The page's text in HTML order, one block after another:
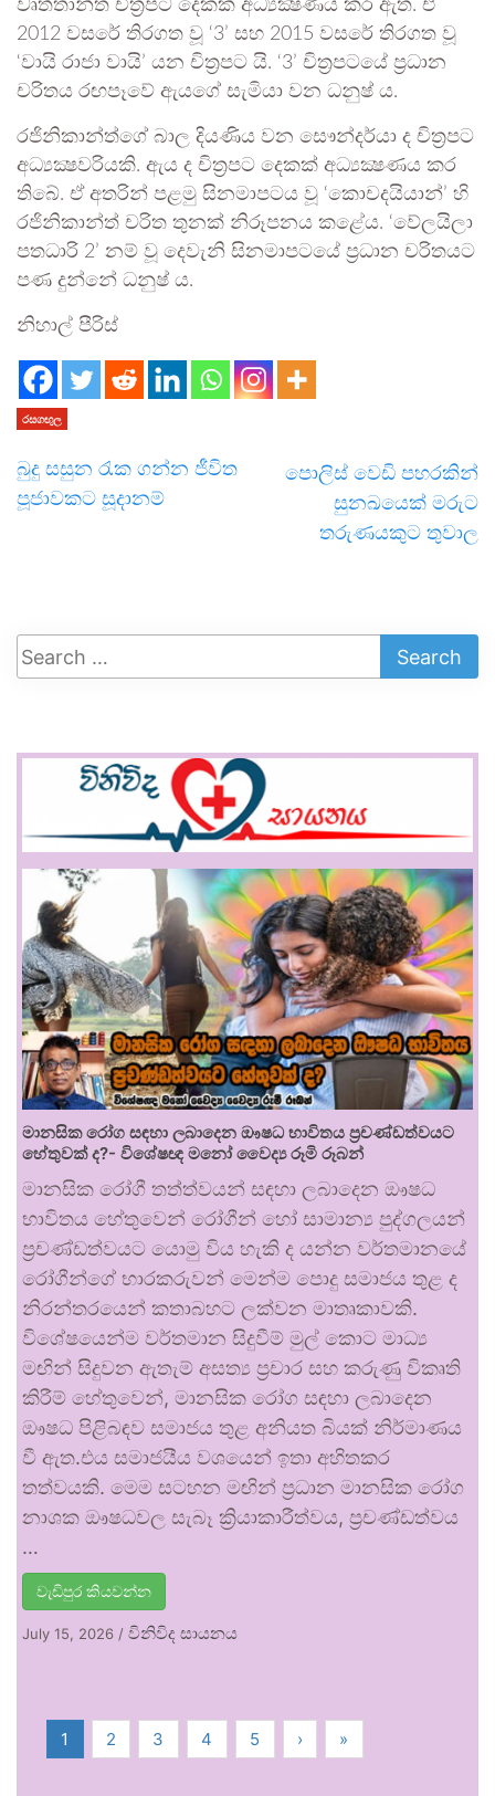
වෘත්තාන්ත චිත්‍රපට දෙකක් අධ්‍යක්‍ෂණය කර ඇත. ඒ
2012 වසරේ තිරගත වූ ‘3’ සහ 2015 වසරේ තිරගත වූ
‘වායි රාජා වායි’ යන චිත්‍රපට යි. ‘3’ චිත්‍රපටයේ ප්‍රධාන
චරිතය රඟපෑවේ ඇයගේ සැමියා වන ධනුෂ් ය.
රජිනිකාන්ත්ගේ බාල දියණිය වන සෞන්දර්යා ද චිත්‍රපට
අධ්‍යක්‍ෂවරියකි. ඇය ද චිත්‍රපට දෙකක් අධ්‍යක්‍ෂණය කර
තිබේ. ඒ අතරින් පළමු සිනමාපටය වූ ‘කොචදයියාන්’ හි
රජිනිකාන්ත් චරිත තුනක් නිරූපනය කළේය. ‘වේලයිලා
පතධාරි 2’ නම් වූ දෙවැනි සිනමාපටයේ ප්‍රධාන චරිතයට
පණ දුන්නේ ධනුෂ් ය.
නිහාල් පීරිස්
රසගඟුල
බුදු සසුන රැක ගන්න ජීවිත
පූජාවකට සූදානම්
පොලිස් වෙඩි පහරකින්
සුනඛයෙක් මරුට
තරුණයකුට තුවාල
මානසික රෝග සඳහා ලබාදෙන ඖෂධ භාවිතය ප්‍රචණ්ඩත්වයට
හේතුවක් ද?- විශේෂඥ මනෝ වෛද්‍ය රූමි රූබන්
මානසික රෝගී තත්ත්වයන් සඳහා ලබාදෙන ඖෂධ
භාවිතය හේතුවෙන් රෝගීන් හෝ සාමාන්‍ය පුද්ගලයන්
ප්‍රචණ්ඩත්වයට යොමු විය හැකි ද යන්න වර්තමානයේ
රෝගීන්ගේ භාරකරුවන් මෙන්ම පොදු සමාජය තුළ ද
නිරන්තරයෙන් කතාබහට ලක්වන මාතෘකාවකි.
විශේෂයෙන්ම වර්තමාන සිදුවීම් මුල් කොට මාධ්‍ය
මඟින් සිදුවන ඇතැම් අසත්‍ය ප්‍රචාර සහ කරුණු විකෘති
කිරීම් හේතුවෙන්, මානසික රෝග සඳහා ලබාදෙන
ඖෂධ පිළිබඳව සමාජය තුළ අනියත බියක් නිර්මාණය
වී ඇත.එය සමාජයීය වශයෙන් ඉතා අහිතකර
තත්වයකි. මෙම සටහන මඟින් ප්‍රධාන මානසික රෝග
නාශක ඖෂධවල සැබෑ ක්‍රියාකාරීත්වය, ප්‍රචණ්ඩත්වය
…
වැඩිපුර කියවන්න
July 15, 2026 / විනිවිද සායනය
1 2 3 4 5 › »